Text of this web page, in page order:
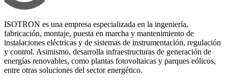
ISOTRON es una empresa especializada en la ingeniería,
fabricación, montaje, puesta en marcha y mantenimiento de
instalaciones eléctricas y de sistemas de instrumentación, regulación
y control. Asimismo, desarrolla infraestructuras de generación de
energías renovables, como plantas fotovoltaicas y parques eólicos,
entre otras soluciones del sector energético.